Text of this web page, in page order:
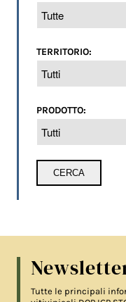
TERRITORIO:
PRODOTTO:
Tutte le principali